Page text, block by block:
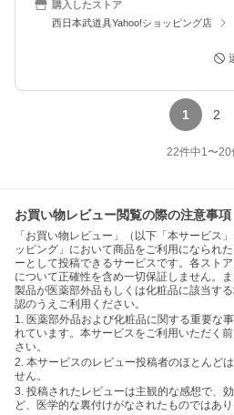
購入したストア
西日本武道具Yahoo!ショッピング店
1 2
22件中1〜20
お買い物レビュー閲覧の際の注意事項
「お買い物レビュー」（以下「本サービス
ッピング」において商品をご利用になられ
ーとして投稿できるサービスです。各スト
について正確性を含め一切保証しません。
製品が医薬部外品もしくは化粧品に該当す
認のうえご利用ください。
1. 医薬部外品および化粧品に関する重要な
れています。本サービスをご利用いただく
さい。
2. 本サービスのレビュー投稿者のほとんど
せん。
3. 投稿されたレビューは主観的な感想で、
ど、医学的な裏付けがなされたものではあり